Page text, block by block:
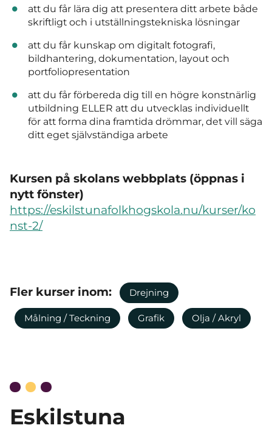
att du får lära dig att presentera ditt arbete både
skriftligt och i utställningstekniska lösningar
att du får kunskap om digitalt fotografi,
bildhantering, dokumentation, layout och
portfoliopresentation
att du får förbereda dig till en högre konstnärlig
utbildning ELLER att du utvecklas individuellt
för att forma dina framtida drömmar, det vill säga
ditt eget självständiga arbete
Kursen på skolans webbplats (öppnas i
nytt fönster)
https://eskilstunafolkhogskola.nu/kurser/ko
nst-2/
Fler kurser inom: Drejning
Målning / Teckning Grafik Olja / Akryl
Eskilstuna